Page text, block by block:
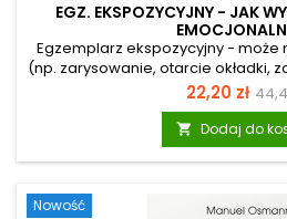
EGZ. EKSPOZYCYJNY - JAK
Egzemplarz ekspozycyjny - może
(np. zarysowanie, otarcie okładki,
ale merytorycznie jest
wewnętrzną moc i dowiedz się,
emocjonalnegoCzy czujesz, że
bezpowrotnie ucieka, a relacje
niewidzialne łańcuchy? Jeśli lęk
wewnętrzną harmonię, to
Cena
22,20 zł
 Dodaj do
Nowość